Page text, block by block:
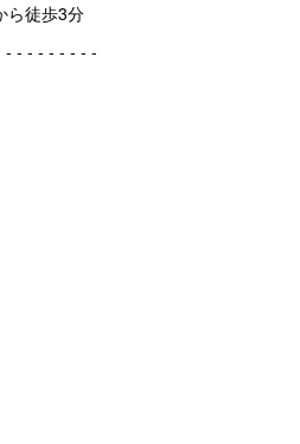
ら徒歩3分
‐ ‐ ‐ ‐ ‐ ‐ ‐ ‐